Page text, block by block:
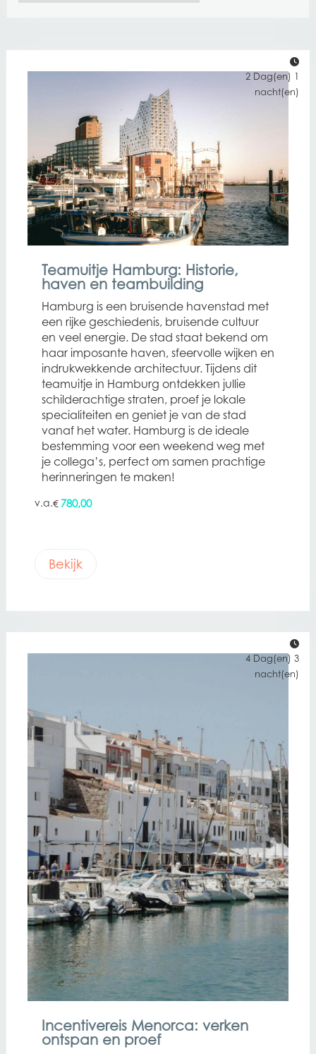
Teamuitje Hamburg: Historie,
haven en teambuilding
Hamburg is een bruisende havenstad met
een rijke geschiedenis, bruisende cultuur
en veel energie. De stad staat bekend om
haar imposante haven, sfeervolle wijken en
indrukwekkende architectuur. Tijdens dit
teamuitje in Hamburg ontdekken jullie
schilderachtige straten, proef je lokale
specialiteiten en geniet je van de stad
vanaf het water. Hamburg is de ideale
bestemming voor een weekend weg met
je collega’s, perfect om samen prachtige
herinneringen te maken!
2 Dag(en) 1
nacht(en)
€ 780,00
Bekijk
Incentivereis Menorca: verken
ontspan en proef
4 Dag(en) 3
nacht(en)